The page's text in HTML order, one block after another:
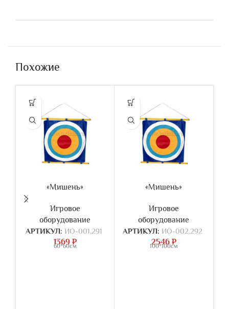
Похожие
«Мишень»
Игровое
оборудование
АРТИКУЛ: ИО-001.291
1369 ₽
60*60см
«Мишень»
Игровое
оборудование
АРТИКУЛ: ИО-002.292
2546₽
100*100см